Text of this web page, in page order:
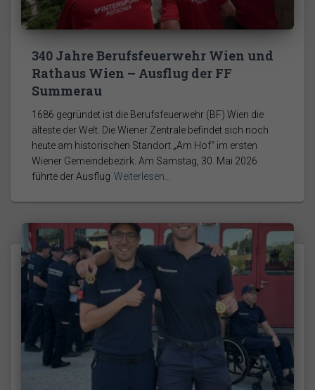
340 Jahre Berufsfeuerwehr Wien und
Rathaus Wien – Ausflug der FF
Summerau
1686 gegründet ist die Berufsfeuerwehr (BF) Wien die
älteste der Welt. Die Wiener Zentrale befindet sich noch
heute am historischen Standort „Am Hof“ im ersten
Wiener Gemeindebezirk. Am Samstag, 30. Mai 2026
führte der Ausflug Weiterlesen…